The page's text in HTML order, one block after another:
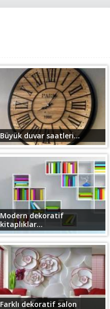
Büyük duvar saatleri...
Modern dekoratif
kitaplıklar...
Farklı dekoratif salon